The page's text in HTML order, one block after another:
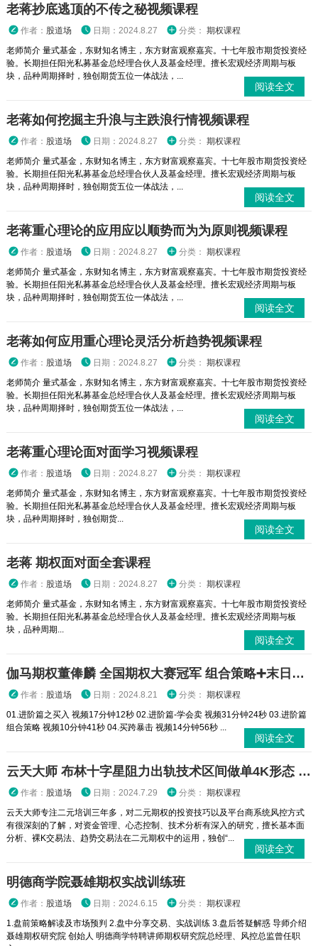
老蒋抄底逃顶的不传之秘视频课程
作者： 股道场 日期：2024.8.27 分类： 期权课程
老师简介 量式基金，东财知名博主，东方财富观察嘉宾。十七年股市期货投资经
验。长期担任阳光私募基金总经理合伙人及基金经理。擅长宏观经济周期与板
块，品种周期择时，独创期货五位一体战法，...
阅读全文
老蒋如何挖掘主升浪与主跌浪行情视频课程
作者： 股道场 日期：2024.8.27 分类： 期权课程
老师简介 量式基金，东财知名博主，东方财富观察嘉宾。十七年股市期货投资经
验。长期担任阳光私募基金总经理合伙人及基金经理。擅长宏观经济周期与板
块，品种周期择时，独创期货五位一体战法，...
阅读全文
老蒋重心理论的应用应以顺势而为为原则视频课程
作者： 股道场 日期：2024.8.27 分类： 期权课程
老师简介 量式基金，东财知名博主，东方财富观察嘉宾。十七年股市期货投资经
验。长期担任阳光私募基金总经理合伙人及基金经理。擅长宏观经济周期与板
块，品种周期择时，独创期货五位一体战法，...
阅读全文
老蒋如何应用重心理论灵活分析趋势视频课程
作者： 股道场 日期：2024.8.27 分类： 期权课程
老师简介 量式基金，东财知名博主，东方财富观察嘉宾。十七年股市期货投资经
验。长期担任阳光私募基金总经理合伙人及基金经理。擅长宏观经济周期与板
块，品种周期择时，独创期货五位一体战法，...
阅读全文
老蒋重心理论面对面学习视频课程
作者： 股道场 日期：2024.8.27 分类： 期权课程
老师简介 量式基金，东财知名博主，东方财富观察嘉宾。十七年股市期货投资经
验。长期担任阳光私募基金总经理合伙人及基金经理。擅长宏观经济周期与板
块，品种周期择时，独创期货...
阅读全文
老蒋 期权面对面全套课程
作者： 股道场 日期：2024.8.27 分类： 期权课程
老师简介 量式基金，东财知名博主，东方财富观察嘉宾。十七年股市期货投资经
验。长期担任阳光私募基金总经理合伙人及基金经理。擅长宏观经济周期与板
块，品种周期...
阅读全文
伽马期权董俸麟 全国期权大赛冠军 组合策略➕末日轮视频课程
作者： 股道场 日期：2024.8.21 分类： 期权课程
01.进阶篇之买入 视频17分钟12秒 02.进阶篇-学会卖 视频31分钟24秒 03.进阶篇
组合策略 视频10分钟41秒 04.买跨暴击 视频14分钟56秒 ...
阅读全文
云天大师 布林十字星阻力出轨技术区间做单4K形态 二元期权外汇实战培训视频课程
作者： 股道场 日期：2024.7.29 分类： 期权课程
云天大师专注二元培训三年多，对二元期权的投资技巧以及平台商系统风控方式
有很深刻的了解，对资金管理、心态控制、技术分析有深入的研究，擅长基本面
分析、裸K交易法、趋势交易法在二元期权中的运用，独创“...
阅读全文
明德商学院聂雄期权实战训练班
作者： 股道场 日期：2024.6.15 分类： 期权课程
1.盘前策略解读及市场预判 2.盘中分享交易、实战训练 3.盘后答疑解惑 导师介绍
聂雄期权研究院 创始人 明德商学特聘讲师期权研究院总经理、风控总监曾任职